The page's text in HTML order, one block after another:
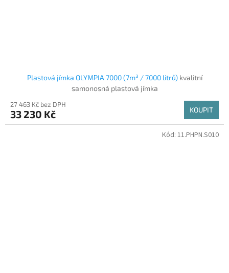
Plastová jímka OLYMPIA 7000 (7m³ / 7000 litrů) kvalitní
samonosná plastová jímka
27 463 Kč bez DPH
33 230 Kč KOUPIT
Kód: 11.PHPN.S010